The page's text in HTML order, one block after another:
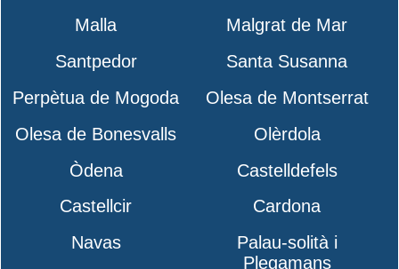
Malla
Malgrat de Mar
Santpedor
Santa Susanna
Perpètua de Mogoda
Olesa de Montserrat
Olesa de Bonesvalls
Olèrdola
Òdena
Castelldefels
Castellcir
Cardona
Navas
Palau-solità i
Plegamans